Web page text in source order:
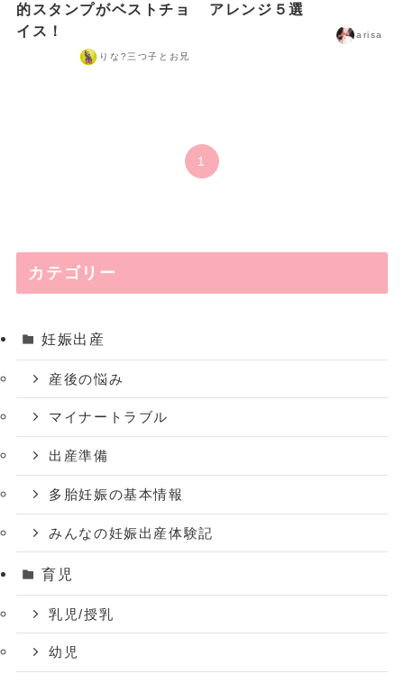
的スタンプがベストチョ
イス！
りな?️三つ子とお兄
アレンジ５選
arisa
1
カテゴリー
妊娠出産
産後の悩み
マイナートラブル
出産準備
多胎妊娠の基本情報
みんなの妊娠出産体験記
育児
乳児/授乳
幼児